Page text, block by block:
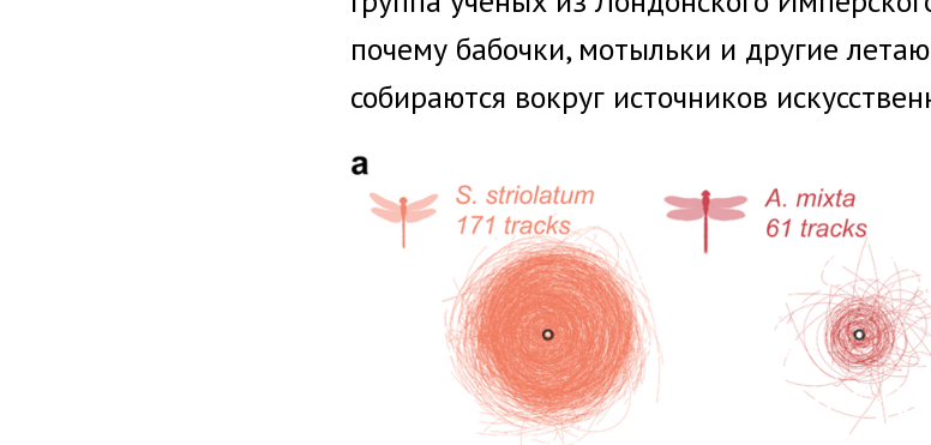
почему бабочки, мотыльки и другие
собираются вокруг источников